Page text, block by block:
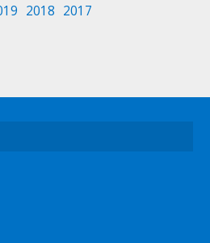
2018 2017